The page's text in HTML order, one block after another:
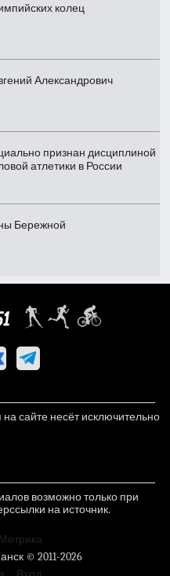
колец
Александрович
признан дисциплиной
атлетики в России
Бережной
сайте несёт исключительно
возможно только при
на источник.
© 2011-2026